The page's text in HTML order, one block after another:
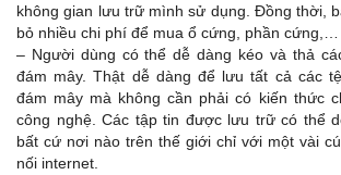
không gian lưu trữ mình sử dụng. Đồng thời,
bỏ nhiều chi phí để mua ổ cứng, phần cứng,…
– Người dùng có thể dễ dàng kéo và thả
đám mây. Thật dễ dàng để lưu tất cả các
đám mây mà không cần phải có kiến thức
công nghệ. Các tập tin được lưu trữ có thể
bất cứ nơi nào trên thế giới chỉ với một vài
nối internet.